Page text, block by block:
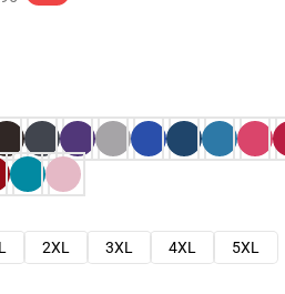
2XL 3XL 4XL
5XL